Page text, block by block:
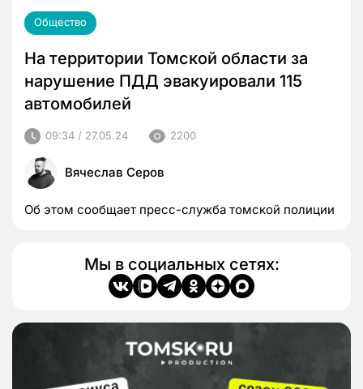
Общество
На территории Томской области за
нарушение ПДД эвакуировали 115
автомобилей
09:34 / 27.05.24 2200
Вячеслав Серов
Об этом сообщает пресс-служба томской полиции
Мы в социальных сетях: